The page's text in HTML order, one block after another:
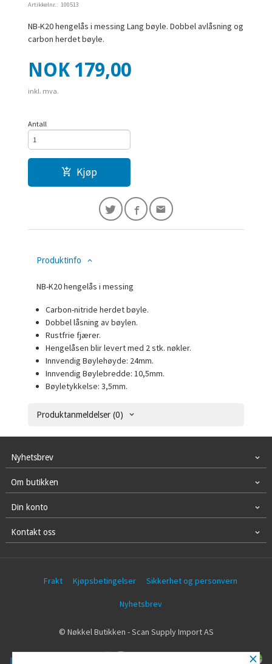
Artikkelnr.: 100513
NB-K20 hengelås i messing Lang bøyle. Dobbel avlåsning og
carbon herdet bøyle.
Pris
NOK 179,00
inkl. mva.
Antall
Kjøp
Produktinfo
NB-K20 hengelås i messing
Carbon-nitride herdet bøyle.
Dobbel låsning av bøylen.
Rustfrie fjærer.
Hengelåsen blir levert med 2 stk. nøkler.
Innvendig Bøylehøyde: 24mm.
Innvendig Bøylebredde: 10,5mm.
Bøyletykkelse: 3,5mm.
Produktanmeldelser (0)
Nyhetsbrev
Om butikken
Din konto
Kontakt oss
Frakt Kjøpsbetingelser Sikkerhet og personvern
Nyhetsbrev
© Nøkkel Butikken - Scan Supply Import AS
×